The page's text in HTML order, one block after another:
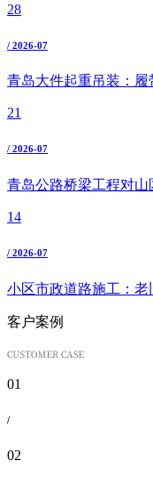
28
/ 2026-07
青岛大件起重吊装：
21
/ 2026-07
青岛公路桥梁工程对
14
/ 2026-07
小区市政道路施工：
客户案例
01
/
02